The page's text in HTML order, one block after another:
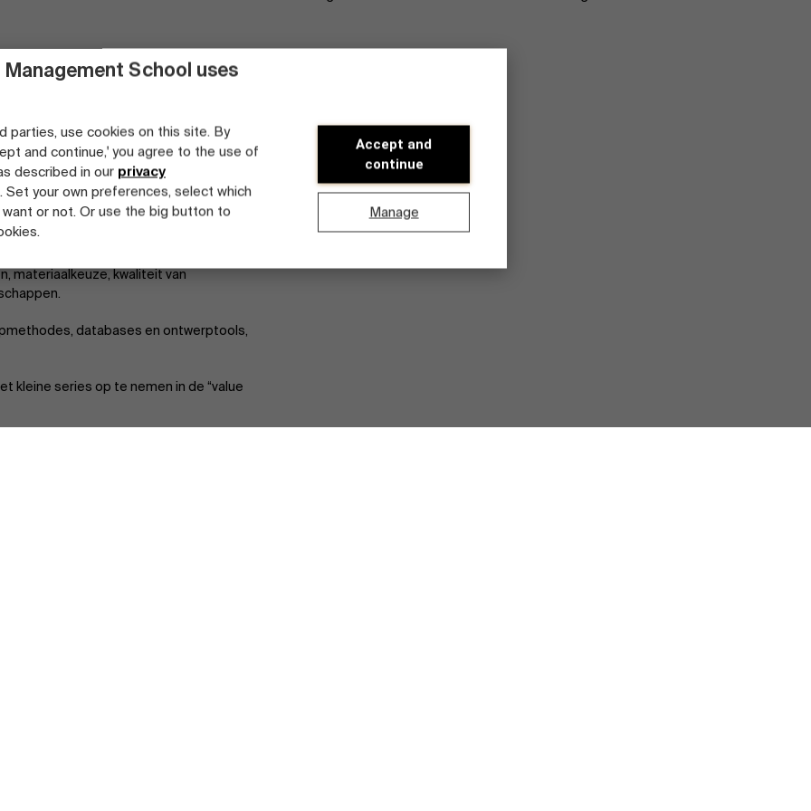
School uses
parties, use cookies on this site. By
and continue,' you agree to the use of
described in our privacy
. Set your own preferences, select which
or not. Or use the big button to
Accept and
continue
Manage
onze faculty
en een ‘technologie database’.
stap voor stap zodanig dat geen
De bijhorende ‘technologie
voor kleine series
fiche, mogelijkheden en limieten,
in staat om te discussiëren
materiaalkeuze, kwaliteit van
databases en ontwerptools,
kleine series op te nemen in de “value